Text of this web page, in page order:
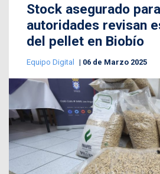
Stock asegurado
autoridades revisan
del pellet en Biobío
Equipo Digital 06 de Marzo 2025